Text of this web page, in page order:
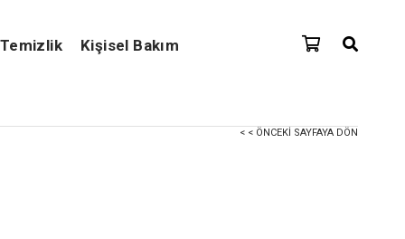
Temizlik Kişisel Bakım
< < ÖNCEKI SAYFAYA DÖN